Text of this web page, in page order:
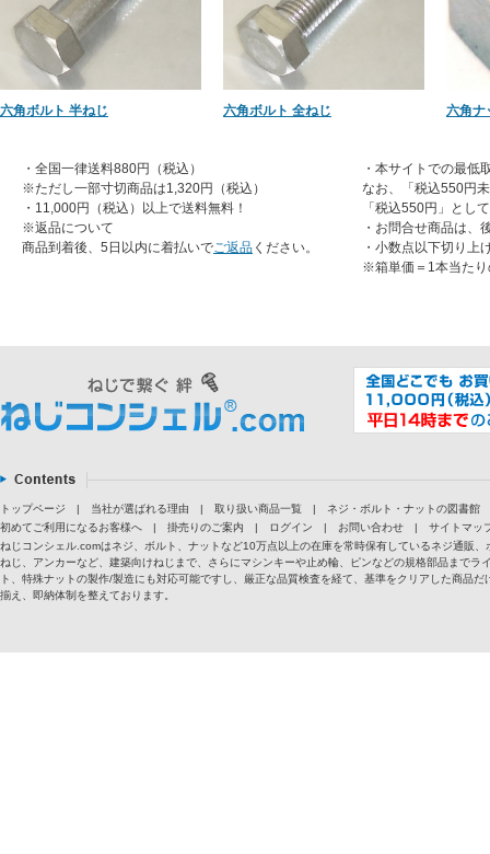
六角ボルト 半ねじ 六角ボルト 全ねじ 六角ナ
・全国一律送料880円（税込）
※ただし一部寸切商品は1,320円（税込）
・11,000円（税込）以上で送料無料！
※返品について
商品到着後、5日以内に着払いでご返品 ください。
・本サイトでの最低
なお、「税込550円
「税込550円」とし
・お問合せ商品は、
・小数点以下切り上
※箱単価＝1本当たり
トップページ | 当社が選ばれる理由 | 取り扱い商品一覧 |
ネジ・ボルト・ナットの図書館
初めてご利用になるお客様へ
| 掛売りのご案内 | ログイン | お問い合わせ |
サイトマッ
ねじコンシェル.comはネジ、ボルト、ナットなど10万点以上の在庫を常時保有しているネジ通販
ねじ、アンカーなど、建築向けねじまで、さらにマシンキーや止め輪、ピンなどの規格部品まで
ト、特殊ナットの製作/製造にも対応可能ですし、厳正な品質検査を経て、基準をクリアした商品
揃え、即納体制を整えております。